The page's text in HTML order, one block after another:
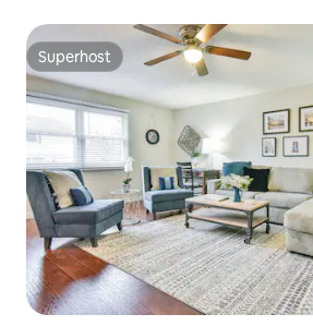
Superhost
Superhost